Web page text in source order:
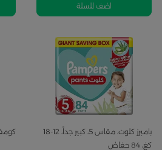
اضف للسلة
بامبرز كلوت، مقاس 5، كبير جداً، 12-18
كغ، 84 حفاض
كومفي